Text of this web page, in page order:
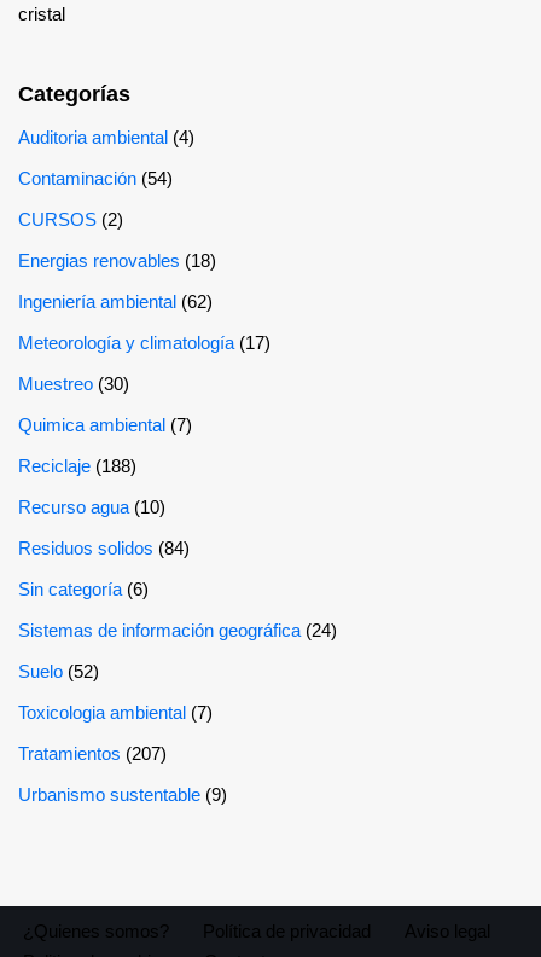
cristal
Categorías
Auditoria ambiental (4)
Contaminación (54)
CURSOS (2)
Energias renovables (18)
Ingeniería ambiental (62)
Meteorología y climatología (17)
Muestreo (30)
Quimica ambiental (7)
Reciclaje (188)
Recurso agua (10)
Residuos solidos (84)
Sin categoría (6)
Sistemas de información geográfica (24)
Suelo (52)
Toxicologia ambiental (7)
Tratamientos (207)
Urbanismo sustentable (9)
¿Quienes somos? Política de privacidad
Aviso legal